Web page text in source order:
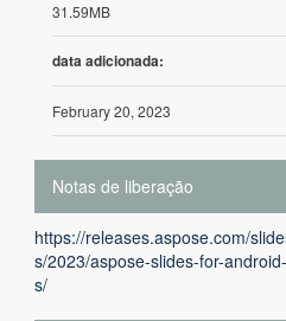
31.59MB
data adicionada:
February 20, 2023
Notas de liberação
https://releases.aspose.com/
s/2023/aspose-slides-for-
s/